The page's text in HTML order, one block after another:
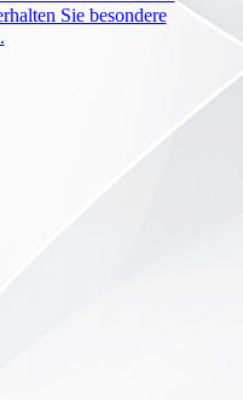
Sie besondere